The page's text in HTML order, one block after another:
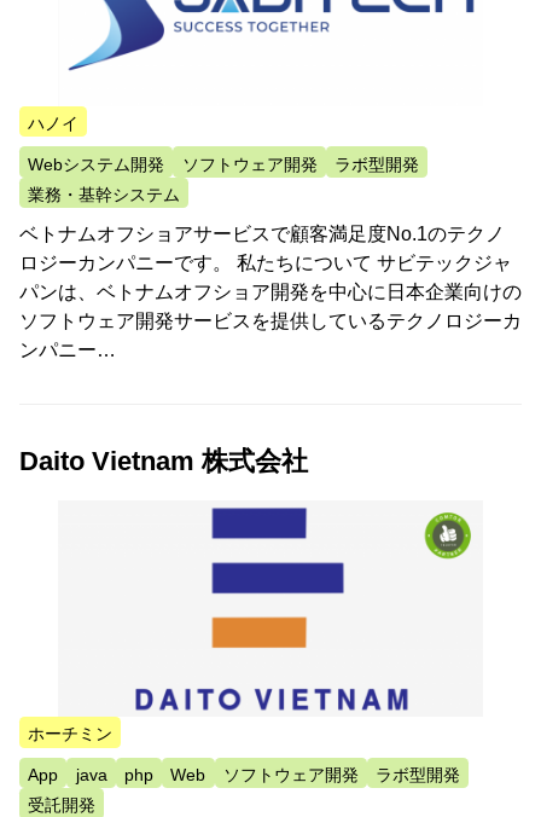
ハノイ
Webシステム開発 ソフトウェア開発
ラボ型開発
業務・基幹システム
ベトナムオフショアサービスで顧客満足度No.1のテクノ
ロジーカンパニーです。 私たちについて サビテックジャ
パンは、ベトナムオフショア開発を中心に日本企業向けの
ソフトウェア開発サービスを提供しているテクノロジーカ
ンパニー…
Daito Vietnam 株式会社
ホーチミン
App java php Web ソフトウェア開発
ラボ型開発
受託開発